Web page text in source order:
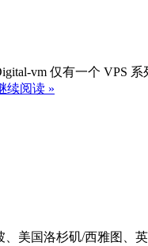
vm 仅有一个 VPS
续阅读 »
美国洛杉矶/西雅图、